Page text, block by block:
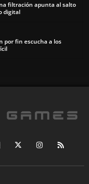
filtración apunta al salto
digital
por fin escucha a los